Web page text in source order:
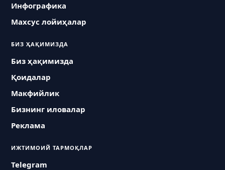
Инфографика
Махсус лойиҳалар
БИЗ ҲАҚИМИЗДА
Биз ҳақимизда
Қоидалар
Макфийлик
Бизнинг иловалар
Реклама
ИЖТИМОИЙ ТАРМОҚЛАР
Telegram